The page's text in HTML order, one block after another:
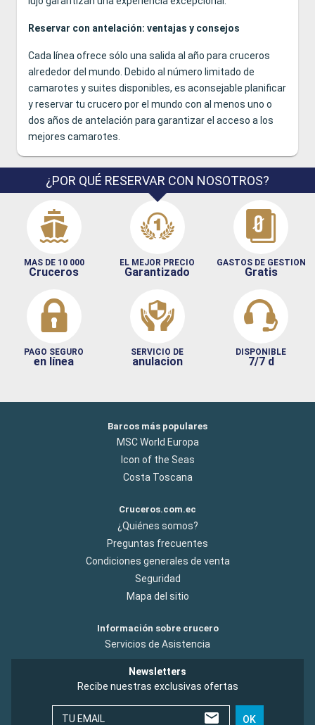
Reservar con antelación: ventajas y consejos
Cada línea ofrece sólo una salida al año para cruceros
alrededor del mundo. Debido al número limitado de
camarotes y suites disponibles, es aconsejable planificar
y reservar tu crucero por el mundo con al menos uno o
dos años de antelación para garantizar el acceso a los
mejores camarotes.
¿POR QUÉ RESERVAR CON NOSOTROS?
MAS DE 10 000
Cruceros
EL MEJOR PRECIO
Garantizado
GASTOS DE GESTION
Gratis
PAGO SEGURO
en línea
SERVICIO DE
anulacion
DISPONIBLE
7/7 d
Barcos más populares
MSC World Europa
Icon of the Seas
Costa Toscana
Cruceros.com.ec
¿Quiénes somos?
Preguntas frecuentes
Condiciones generales de venta
Seguridad
Mapa del sitio
Información sobre crucero
Servicios de Asistencia
Newsletters
Recibe nuestras exclusivas ofertas
TU EMAIL OK